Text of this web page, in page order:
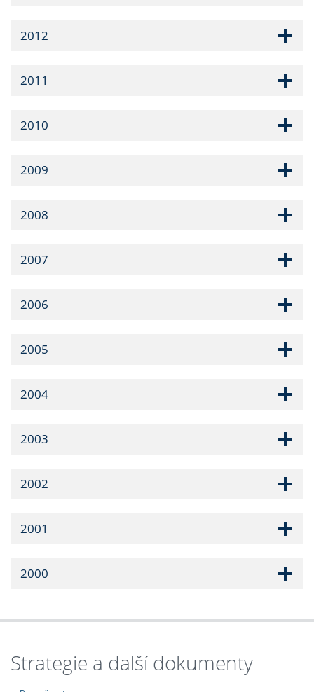
2012
2011
2010
2009
2008
2007
2006
2005
2004
2003
2002
2001
2000
Strategie a další dokumenty